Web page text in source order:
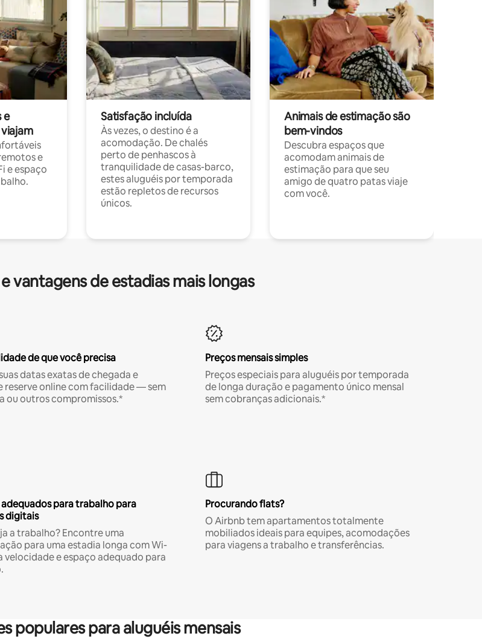
e
e
e espaço
Satisfação incluída
Às vezes, o destino é a
acomodação. De chalés
perto de penhascos à
tranquilidade de casas-barco,
estes aluguéis por temporada
estão repletos de recursos
únicos.
Animais de estimação são
bem-vindos
Descubra espaços que
acomodam animais de
estimação para que seu
amigo de quatro patas viaje
com você.
vantagens de estadias mais longas
de que você precisa
datas exatas de chegada e
reserve online com facilidade — sem
ou outros compromissos.*
Preços mensais simples
Preços especiais para aluguéis por temporada
de longa duração e pagamento único mensal
sem cobranças adicionais.*
adequados para trabalho para
digitais
a trabalho? Encontre uma
para uma estadia longa com Wi-
velocidade e espaço adequado para
Procurando flats?
O Airbnb tem apartamentos totalmente
mobiliados ideais para equipes, acomodações
para viagens a trabalho e transferências.
populares para aluguéis mensais